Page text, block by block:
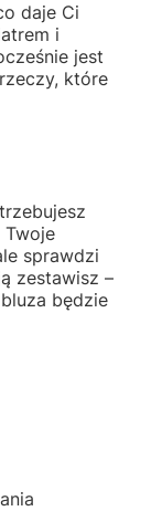
daje Ci
i
jest
które
sprawdzi
zestawisz –
będzie